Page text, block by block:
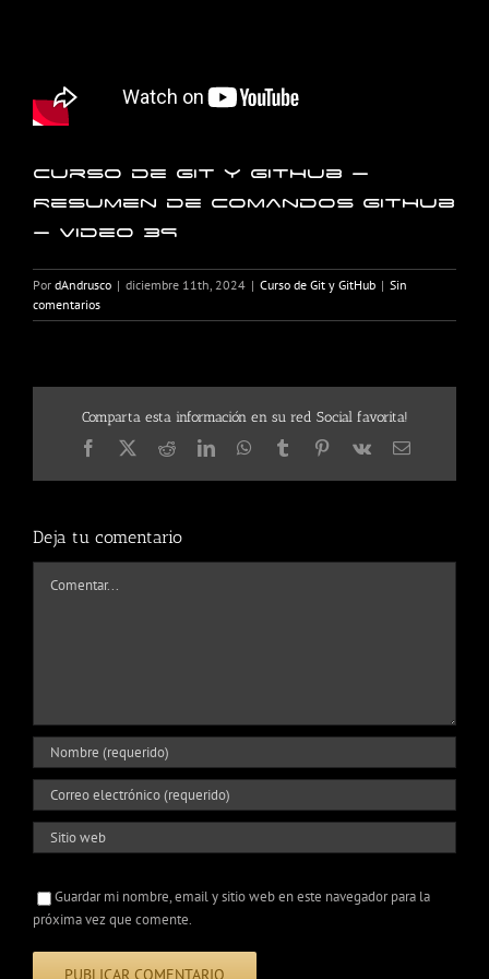
Curso de Git y GitHub –
Resumen de comandos GitHub
– Video 39
Por dAndrusco | diciembre 11th, 2024 | Curso de Git y GitHub | Sin
comentarios
Comparta esta información en su red Social favorita!
Facebook
X RedditLinkedInWhatsApp
TumblrPinterest
Vk
Correo
Deja tu comentario
Guardar mi nombre, email y sitio web en este navegador para la
próxima vez que comente.